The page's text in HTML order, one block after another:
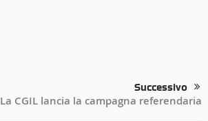
Successivo
La CGIL lancia la campagna referendaria